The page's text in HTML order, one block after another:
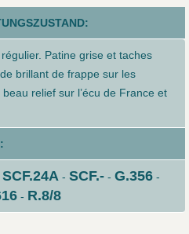
Patine grise et taches
brillant de frappe sur les
relief sur l’écu de France et
SCF.24A - SCF.-- G.356-
- R.8/8